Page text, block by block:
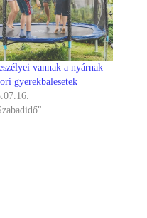
vannak a nyárnak –
gyerekbalesetek